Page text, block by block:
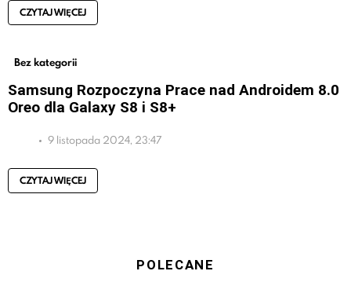
CZYTAJ WIĘCEJ
Bez kategorii
Samsung Rozpoczyna Prace nad Androidem 8.0
Oreo dla Galaxy S8 i S8+
9 listopada 2024, 23:47
CZYTAJ WIĘCEJ
POLECANE